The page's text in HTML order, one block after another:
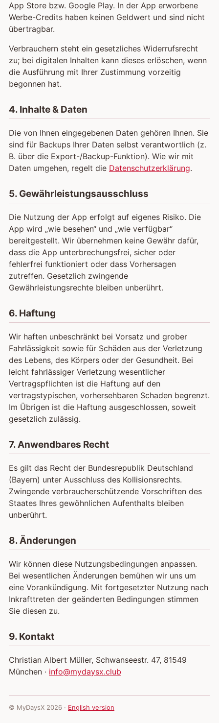
App Store bzw. Google Play. In der App erworbene
Werbe-Credits haben keinen Geldwert und sind nicht
übertragbar.
Verbrauchern steht ein gesetzliches Widerrufsrecht
zu; bei digitalen Inhalten kann dieses erlöschen, wenn
die Ausführung mit Ihrer Zustimmung vorzeitig
begonnen hat.
4. Inhalte & Daten
Die von Ihnen eingegebenen Daten gehören Ihnen. Sie
sind für Backups Ihrer Daten selbst verantwortlich (z.
B. über die Export-/Backup-Funktion). Wie wir mit
Daten umgehen, regelt die Datenschutzerklärung.
5. Gewährleistungsausschluss
Die Nutzung der App erfolgt auf eigenes Risiko. Die
App wird „wie besehen“ und „wie verfügbar“
bereitgestellt. Wir übernehmen keine Gewähr dafür,
dass die App unterbrechungsfrei, sicher oder
fehlerfrei funktioniert oder dass Vorhersagen
zutreffen. Gesetzlich zwingende
Gewährleistungsrechte bleiben unberührt.
6. Haftung
Wir haften unbeschränkt bei Vorsatz und grober
Fahrlässigkeit sowie für Schäden aus der Verletzung
des Lebens, des Körpers oder der Gesundheit. Bei
leicht fahrlässiger Verletzung wesentlicher
Vertragspflichten ist die Haftung auf den
vertragstypischen, vorhersehbaren Schaden begrenzt.
Im Übrigen ist die Haftung ausgeschlossen, soweit
gesetzlich zulässig.
7. Anwendbares Recht
Es gilt das Recht der Bundesrepublik Deutschland
(Bayern) unter Ausschluss des Kollisionsrechts.
Zwingende verbraucherschützende Vorschriften des
Staates Ihres gewöhnlichen Aufenthalts bleiben
unberührt.
8. Änderungen
Wir können diese Nutzungsbedingungen anpassen.
Bei wesentlichen Änderungen bemühen wir uns um
eine Vorankündigung. Mit fortgesetzter Nutzung nach
Inkrafttreten der geänderten Bedingungen stimmen
Sie diesen zu.
9. Kontakt
Christian Albert Müller, Schwanseestr. 47, 81549
München · info@mydaysx.club
© MyDaysX 2026 · English version